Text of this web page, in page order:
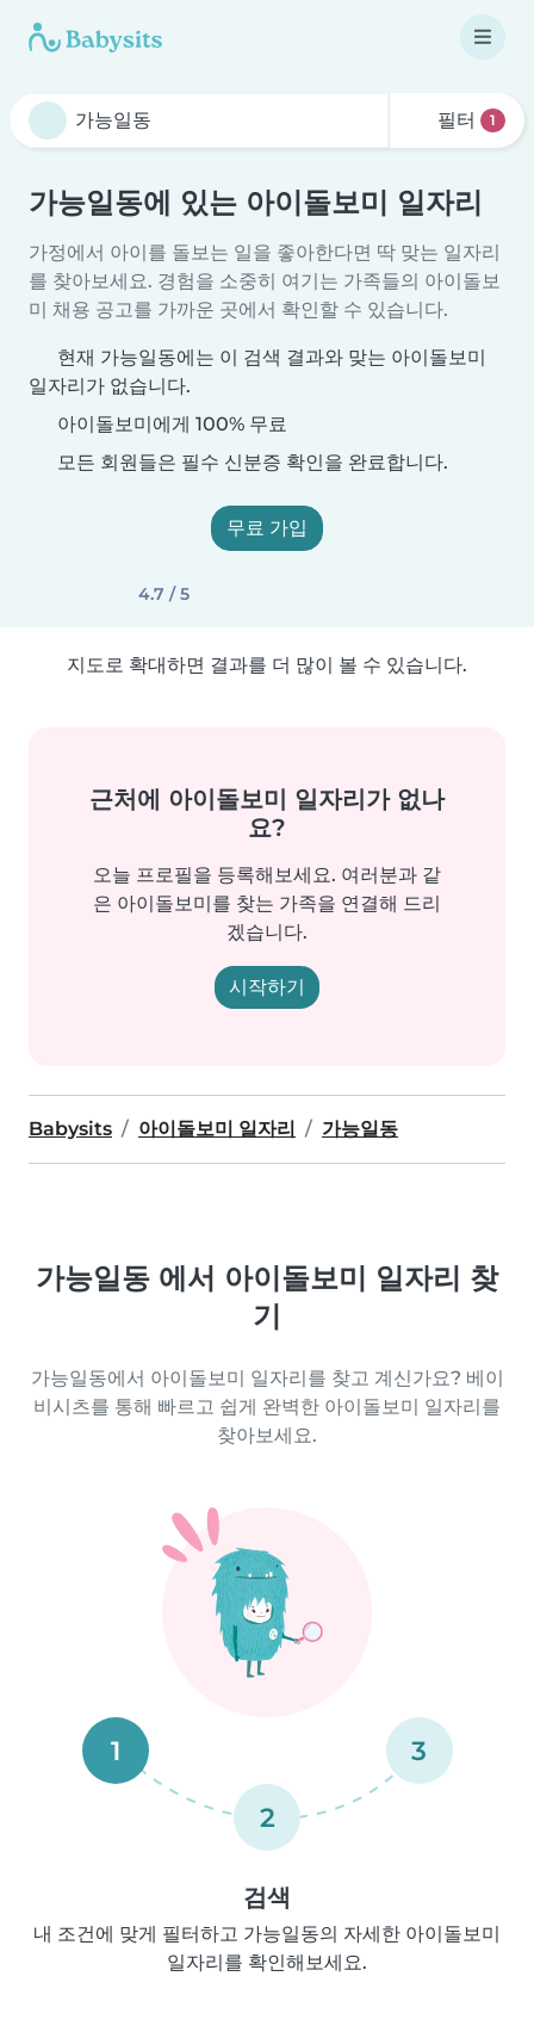
필터 1
가능일동에 있는 아이돌보미 일자리
가정에서 아이를 돌보는 일을 좋아한다면 딱 맞는 일자리
를 찾아보세요. 경험을 소중히 여기는 가족들의 아이돌보
미 채용 공고를 가까운 곳에서 확인할 수 있습니다.
현재 가능일동에는 이 검색 결과와 맞는 아이돌보미
일자리가 없습니다.
아이돌보미에게 100% 무료
모든 회원들은 필수 신분증 확인을 완료합니다.
무료 가입
4.7 / 5
지도로 확대하면 결과를 더 많이 볼 수 있습니다.
근처에 아이돌보미 일자리가 없나
요?
오늘 프로필을 등록해보세요. 여러분과 같
은 아이돌보미를 찾는 가족을 연결해 드리
겠습니다.
시작하기
Babysits 아이돌보미 일자리 가능일동
가능일동 에서 아이돌보미 일자리 찾
기
가능일동에서 아이돌보미 일자리를 찾고 계신가요? 베이
비시츠를 통해 빠르고 쉽게 완벽한 아이돌보미 일자리를
찾아보세요.
1
2
3
검색
내 조건에 맞게 필터하고 가능일동의 자세한 아이돌보미
일자리를 확인해보세요.